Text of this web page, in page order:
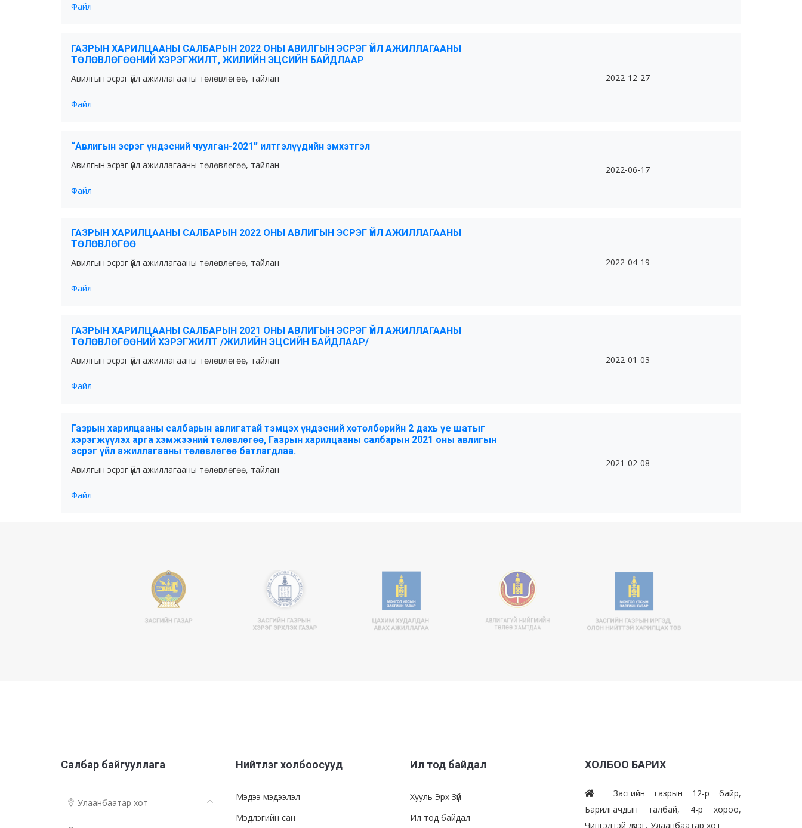
Файл
ГАЗРЫН ХАРИЛЦААНЫ САЛБАРЫН 2022 ОНЫ АВИЛГЫН ЭСРЭГ ҮЙЛ АЖИЛЛАГААНЫ
ТӨЛӨВЛӨГӨӨНИЙ ХЭРЭГЖИЛТ, ЖИЛИЙН ЭЦСИЙН БАЙДЛААР
Авилгын эсрэг үйл ажиллагааны төлөвлөгөө, тайлан
Файл
2022-12-27
“Авлигын эсрэг үндэсний чуулган-2021” илтгэлүүдийн эмхэтгэл
Авилгын эсрэг үйл ажиллагааны төлөвлөгөө, тайлан
Файл
2022-06-17
ГАЗРЫН ХАРИЛЦААНЫ САЛБАРЫН 2022 ОНЫ АВЛИГЫН ЭСРЭГ ҮЙЛ АЖИЛЛАГААНЫ
ТӨЛӨВЛӨГӨӨ
Авилгын эсрэг үйл ажиллагааны төлөвлөгөө, тайлан
Файл
2022-04-19
ГАЗРЫН ХАРИЛЦААНЫ САЛБАРЫН 2021 ОНЫ АВЛИГЫН ЭСРЭГ ҮЙЛ АЖИЛЛАГААНЫ
ТӨЛӨВЛӨГӨӨНИЙ ХЭРЭГЖИЛТ /ЖИЛИЙН ЭЦСИЙН БАЙДЛААР/
Авилгын эсрэг үйл ажиллагааны төлөвлөгөө, тайлан
Файл
2022-01-03
Газрын харилцааны салбарын авлигатай тэмцэх үндэсний хөтөлбөрийн 2 дахь үе шатыг
хэрэгжүүлэх арга хэмжээний төлөвлөгөө, Газрын харилцааны салбарын 2021 оны авлигын
эсрэг үйл ажиллагааны төлөвлөгөө батлагдлаа.
Авилгын эсрэг үйл ажиллагааны төлөвлөгөө, тайлан
Файл
2021-02-08
Салбар байгууллага
Улаанбаатар хот
Нийтлэг холбоосууд
Мэдээ мэдээлэл
Мэдлэгийн сан
Ил тод байдал
Хууль Эрх Зүй
Ил тод байдал
ХОЛБОО БАРИХ
Засгийн газрын 12-р байр,
Барилгачдын талбай, 4-р хороо,
Чингэлтэй дүүрэг, Улаанбаатар хот